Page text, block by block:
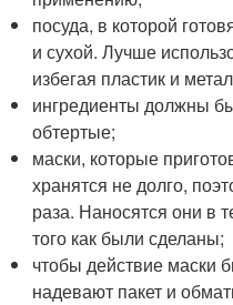
посуда, в которой
и сухой. Лучше
избегая пластик и
ингредиенты должны
обтертые;
маски, которые
хранятся не долго,
раза. Наносятся они в
того как были сделаны;
чтобы действие маски
надевают пакет и